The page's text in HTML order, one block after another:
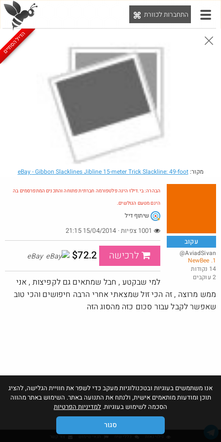
התחברות לכוורת
הבהרה: בי.דילז הינה פלטפורמה חברתית פתוחה והתכנים המתפרסמים בה הינם מטעם הגולשים.
הדילים המעודכנים הדילים החמים
עדכונים מהרשת חדש בכוורת
באג? רק לפריים - משלוח חינם ללא הגבלת 49$
@No_but_yeah_but_no_
34 · 106· 3121
אנו משתמשים בעוגיות ובטכנולוגיות מעקב כדי לשפר את חוויית הגלישה, להציג
תוכן ומודעות מותאמים אישית, ולנתח את התנועה באתר. השימוש באתר מהווה
הסכמה לשימוש בעוגיות. למדיניות הפרטיות
סגור
הדיל הסתיים
מקור: eBay- Gibbon Slacklines Jibline 15-meter Trick Slackline: 49-foot
עקוב
@AviadSivan
1. NewBee
14 נקודות
2 עוקבים
הבהרה: בי.דילז הינה פלטפורמה חברתית פתוחה והתכנים המתפרסמים בה
הינם מטעם הגולשים.
שיתוף דיל
לרכישה $72.2
eBay
למי שבקטע , חבל שמתאים גם לקפיצות , אני
ממש מרוצה , זה הכי זול שמצאתי אחרי הרבה חיפושים והכי טוב
שאפשר לקבל עבור סכום כזה מהסוג הזה